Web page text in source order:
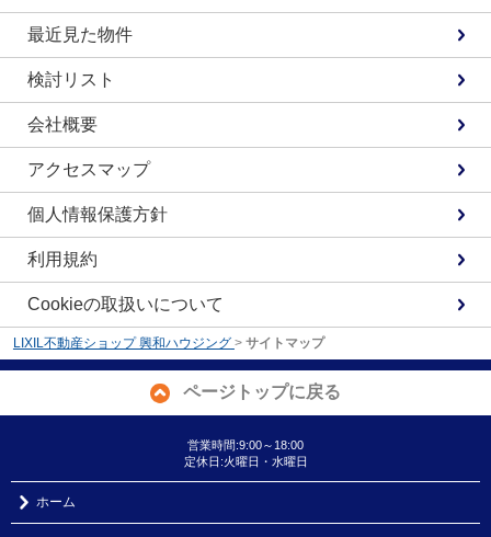
最近見た物件
検討リスト
会社概要
アクセスマップ
個人情報保護方針
利用規約
Cookieの取扱いについて
LIXIL不動産ショップ 興和ハウジング > サイトマップ
ページトップに戻る
営業時間:9:00～18:00
定休日:火曜日・水曜日
ホーム